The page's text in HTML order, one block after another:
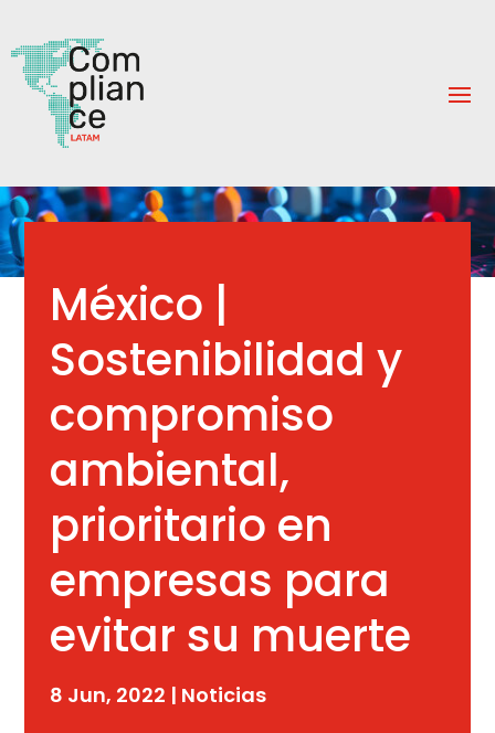
México |
Sostenibilidad y
compromiso
ambiental,
prioritario en
empresas para
evitar su muerte
8 Jun, 2022 | Noticias